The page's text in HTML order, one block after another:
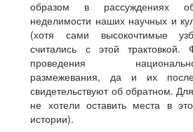
образом в рассуждениях
неделимости наших научных и
(хотя сами высокочтимые
считались с этой трактовкой.
проведения национально-
размежевания, да и их
свидетельствуют об обратном.
не хотели оставить места в
истории).